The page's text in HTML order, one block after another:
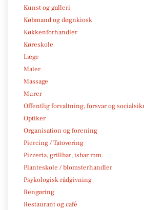
Kunst og galleri
Købmand og døgnkiosk
Køkkenforhandler
Køreskole
Læge
Maler
Massage
Murer
Offentlig forvaltning, forsvar og
Optiker
Organisation og forening
Piercing / Tatovering
Pizzeria, grillbar, isbar mm.
Planteskole / blomsterhandler
Psykologisk rådgivning
Rengøring
Restaurant og café